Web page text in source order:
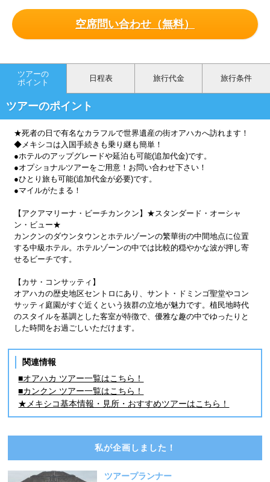
空席問い合わせ（無料）
ツアーの
ポイント
日程表 旅行代金 旅行条件
ツアーのポイント
★死者の日で有名なカラフルで世界遺産の街オアハカへ訪れます！
◆メキシコは入国手続きも乗り継も簡単！
●ホテルのアップグレードや延泊も可能(追加代金)です。
●オプショナルツアーをご用意！お問い合わせ下さい！
●ひとり旅も可能(追加代金が必要)です。
●マイルがたまる！
【アクアマリーナ・ビーチカンクン】★スタンダード・オーシャ
ン・ビュー★
カンクンのダウンタウンとホテルゾーンの繁華街の中間地点に位置
する中級ホテル。ホテルゾーンの中では比較的穏やかな波が押し寄
せるビーチです。
【カサ・コンサッティ】
オアハカの歴史地区セントロにあり、サント・ドミンゴ聖堂やコン
サッティ庭園がすぐ近くという抜群の立地が魅力です。植民地時代
のスタイルを基調とした客室が特徴で、優雅な趣の中でゆったりと
した時間をお過ごしいただけます。
関連情報
■オアハカ ツアー一覧はこちら！
■カンクン ツアー一覧はこちら！
★メキシコ基本情報・見所・おすすめツアーはこちら！
私が企画しました！
ツアープランナー